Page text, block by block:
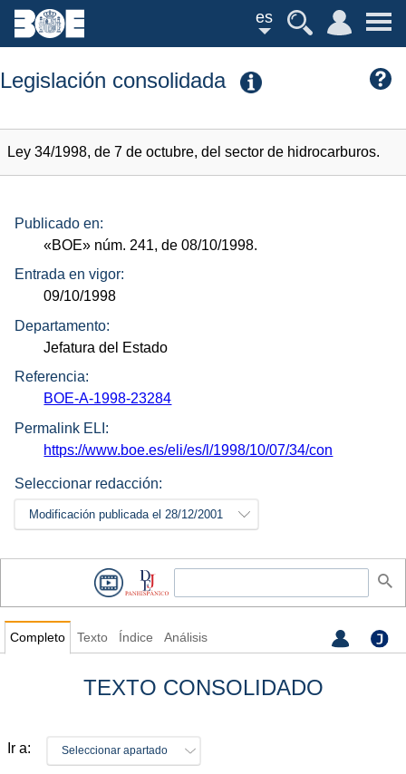
es
Legislación consolidada
Ley 34/1998, de 7 de octubre, del sector de hidrocarburos.
Publicado en:
«BOE» núm. 241, de 08/10/1998.
Entrada en vigor:
09/10/1998
Departamento:
Jefatura del Estado
Referencia:
BOE-A-1998-23284
Permalink ELI:
https://www.boe.es/eli/es/l/1998/10/07/34/con
Seleccionar redacción:
Modificación publicada el 28/12/2001
Completo Texto Índice Análisis
TEXTO CONSOLIDADO
Ir a: Seleccionar apartado